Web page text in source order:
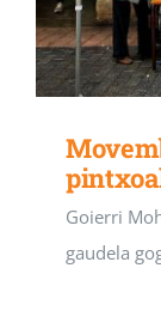
Goierri
gaudela